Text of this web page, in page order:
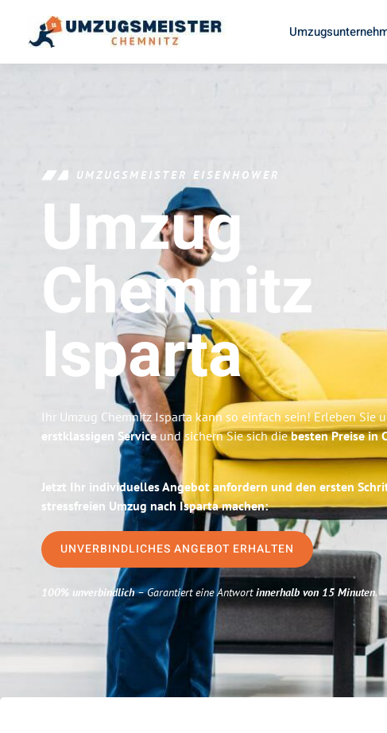
UMZUGSMEISTER EISENHOWER
Umzug
Chemnitz
Isparta
Ihr Umzug Chemnitz Isparta kann so einfach sein! Erleben Sie
erstklassigen Serviceund sichern Sie sich diebesten Preise in
Jetzt Ihr individuelles Angebot anfordern und den ersten
stressfreien Umzug nach Isparta machen:
UNVERBINDLICHES ANGEBOT ERHALTEN
100% unverbindlich– Garantiert eine Antwortinnerhalb von 15 Minuten.